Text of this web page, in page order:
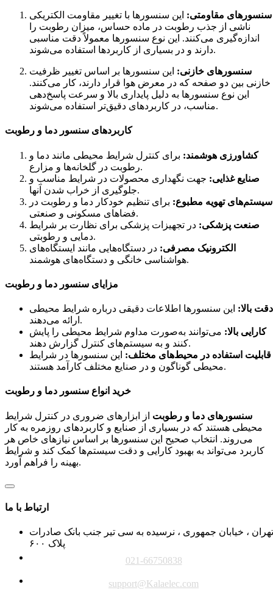
سنسورهای مقاومتی: این سنسورها با تغییر مقاومت الکتریکی
ناشی از جذب رطوبت در ماده حساس، میزان رطوبت را
اندازه‌گیری می‌کنند. این نوع سنسورها معمولاً دقت مناسبی
دارند و در بسیاری از کاربردها استفاده می‌شوند.
سنسورهای خازنی: این سنسورها بر اساس تغییر ظرفیت
خازنی بین دو صفحه که در معرض هوا قرار دارند، کار می‌کنند.
این نوع سنسورها به دلیل پایداری بالا و سرعت پاسخ‌دهی
مناسب، در کاربردهای دقیق‌تر استفاده می‌شوند.
کاربردهای سنسور دما و رطوبت
کشاورزی هوشمند: برای کنترل شرایط محیطی مانند دما و
رطوبت در گلخانه‌ها و مزارع.
صنایع غذایی: جهت نگهداری محصولات در شرایط مناسب و
جلوگیری از خراب شدن آنها.
سیستم‌های تهویه مطبوع: برای تنظیم خودکار دما و رطوبت در
فضاهای مسکونی و صنعتی.
صنعت پزشکی: در تجهیزات پزشکی برای نظارت بر شرایط
دمایی و رطوبتی.
الکترونیک مصرفی: در دستگاه‌هایی مانند ایستگاه‌های
هواشناسی خانگی و دستگاه‌های هوشمند.
مزایای سنسور دما و رطوبت
دقت بالا: این سنسورها اطلاعات دقیقی درباره شرایط محیطی
ارائه می‌دهند.
کارایی بالا: می‌توانند به‌صورت مداوم شرایط محیطی را پایش
کنند و به سیستم‌های کنترل گزارش دهند.
قابلیت استفاده در محیط‌های مختلف: این سنسورها در شرایط
محیطی گوناگون و در صنایع مختلف کارآمد هستند.
خرید انواع سنسور دما و رطوبت
سنسورهای دما و رطوبت از ابزارهای ضروری در کنترل شرایط
محیطی هستند که در بسیاری از صنایع و کاربردهای روزمره به کار
می‌روند. انتخاب صحیح این سنسورها بر اساس نیازهای خاص هر
کاربرد می‌تواند به بهبود کارایی و دقت سیستم‌ها کمک کند و شرایط
بهینه را فراهم آورد.
ارتباط با ما
تهران ، خیابان جمهوری ، نرسیده به سی تیر جنب بانک صادرات
پلاک ۶۰۰
021-66750838
support@Kalaelec.com